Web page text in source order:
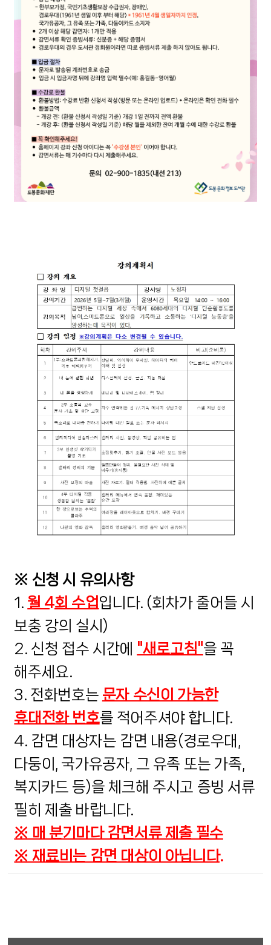
※ 신청 시 유의사항
1. 월 4회 수업입니다. (회차가 줄어들 시
보충 강의 실시)
2. 신청 접수 시간에 "새로고침"을 꼭
해주세요.
3. 전화번호는 문자 수신이 가능한
휴대전화 번호를 적어주셔야 합니다.
4. 감면 대상자는 감면 내용(경로우대,
다둥이, 국가유공자, 그 유족 또는 가족,
복지카드 등)을 체크해 주시고 증빙 서류
필히 제출 바랍니다.
※ 매 분기마다 감면서류 제출 필수
※ 재료비는 감면 대상이 아닙니다.